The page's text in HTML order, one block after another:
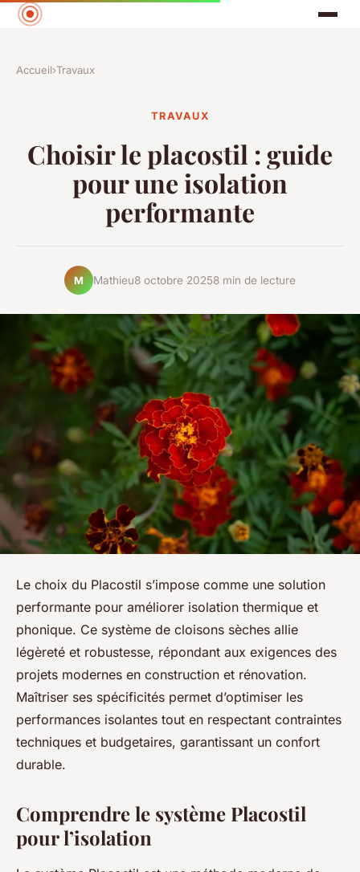
Accueil›Travaux
TRAVAUX
Choisir le placostil : guide
pour une isolation
performante
M Mathieu8 octobre 20258 min de lecture
Le choix du Placostil s’impose comme une solution
performante pour améliorer isolation thermique et
phonique. Ce système de cloisons sèches allie
légèreté et robustesse, répondant aux exigences des
projets modernes en construction et rénovation.
Maîtriser ses spécificités permet d’optimiser les
performances isolantes tout en respectant contraintes
techniques et budgetaires, garantissant un confort
durable.
Comprendre le système Placostil
pour l’isolation